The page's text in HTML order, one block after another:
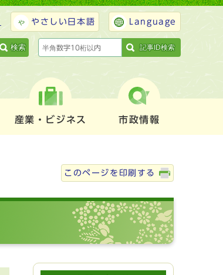
やさしい日本語 Language
検索 記事ID検索
産業・ビジネス 市政情報
このページを印刷する